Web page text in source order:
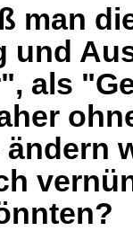
man
und
als
ändern